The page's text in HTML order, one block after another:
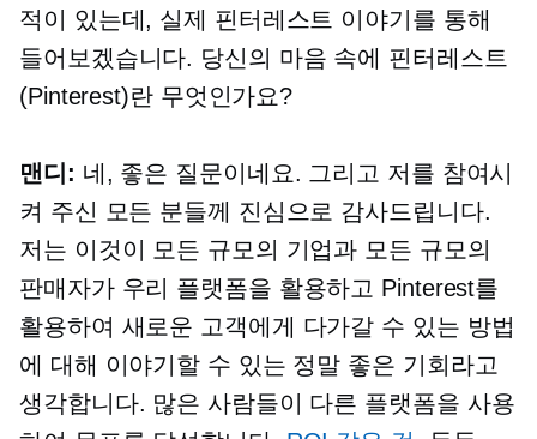
적이 있는데, 실제 핀터레스트 이야기를 통해
들어보겠습니다. 당신의 마음 속에 핀터레스트
(Pinterest)란 무엇인가요?
맨디: 네, 좋은 질문이네요. 그리고 저를 참여시
켜 주신 모든 분들께 진심으로 감사드립니다.
저는 이것이 모든 규모의 기업과 모든 규모의
판매자가 우리 플랫폼을 활용하고 Pinterest를
활용하여 새로운 고객에게 다가갈 수 있는 방법
에 대해 이야기할 수 있는 정말 좋은 기회라고
생각합니다. 많은 사람들이 다른 플랫폼을 사용